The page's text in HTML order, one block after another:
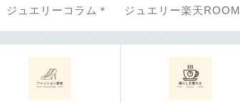
ジュエリーコラム＊ ジュエリー楽天ROOM